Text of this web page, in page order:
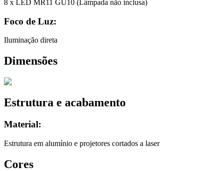
8 x LED MR11 GU10 (Lâmpada não inclusa)
Foco de Luz:
Iluminação direta
Dimensões
Estrutura e acabamento
Material:
Estrutura em alumínio e projetores cortados a laser
Cores